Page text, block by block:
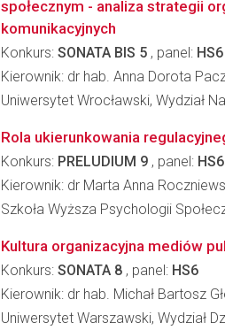
społecznym - analiza strategii
komunikacyjnych
Konkurs: SONATA BIS 5 , panel: HS6
Kierownik: dr hab. Anna Dorota
Uniwersytet Wrocławski, Wydział
Rola ukierunkowania
Konkurs: PRELUDIUM 9 , panel: HS6
Kierownik: dr Marta Anna
Szkoła Wyższa Psychologii
Kultura organizacyjna mediów
Konkurs: SONATA 8 , panel: HS6
Kierownik: dr hab. Michał Bartosz
Uniwersytet Warszawski, Wydział